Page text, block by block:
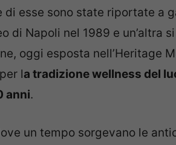
di esse sono state riportate a
di Napoli nel 1989 e un’altra
oggi esposta nell’Heritage
la tradizione wellness del
anni.
un tempo sorgevano le